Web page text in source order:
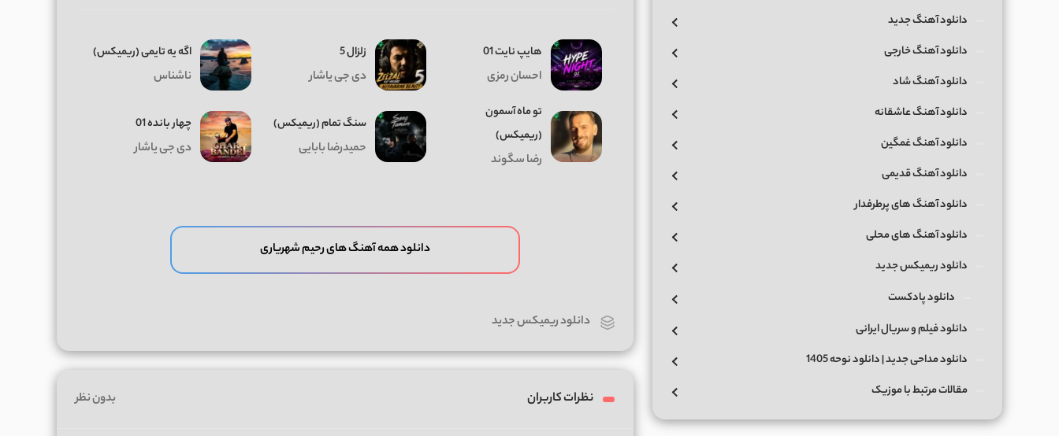
هایپ نایت 01
احسان رمزی
زلزال 5
دی جی یاشار
اگه یه تایمی (ریمیکس)
ناشناس
تو ماه آسمون
(ریمیکس)
رضا سگوند
سنگ تمام (ریمیکس)
حمیدرضا بابایی
چهار بانده 01
دی جی یاشار
دانلود همه آهنگ های رحیم شهریاری
دانلود ریمیکس جدید
نظرات کاربران بدون نظر
دانلود آهنگ جدید
دانلود آهنگ خارجی
دانلود آهنگ شاد
دانلود آهنگ عاشقانه
دانلود آهنگ غمگین
دانلود آهنگ قدیمی
دانلود آهنگ های پرطرفدار
دانلود آهنگ های محلی
دانلود ریمیکس جدید
دانلود پادکست
دانلود فیلم و سریال ایرانی
دانلود مداحی جدید | دانلود نوحه 1405
مقالات مرتبط با موزیک